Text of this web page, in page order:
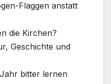
Flaggen anstatt
die Kirchen?
Geschichte und
bitter lernen